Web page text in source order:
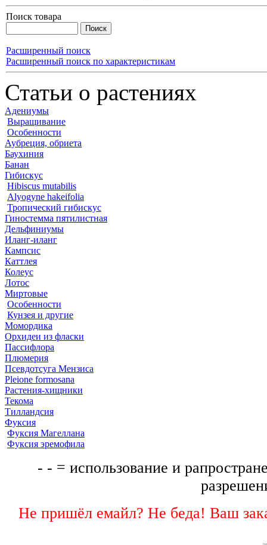
Поиск товара
Расширенный поиск
Расширенный поиск по характеристикам
Статьи о растениях
Адениумы
Выращивание
Особенности
Аубреция, обриета
Баухиния
Банан
Гибискус
Hibiscus mutabilis
Alyogyne hakeifolia
Тропический гибискус
Гиностемма пятилистная
Дельфиниумы
Иланг-иланг
Кампсис
Каттлея
Колеус
Лотос
Миртовые
Особенности
Кунзея и другие
Момордика
Орхидеи из фласки
Пассифлора
Плюмерия
Псевдотсуга Мензиса
Pleione formosana
Растения-хищники
Текома
Тилландсия
Фуксия
Фуксия Магеллана
Фуксия эремофила
- - = использование и
Не пришёл емайл? Не беда! Ваш